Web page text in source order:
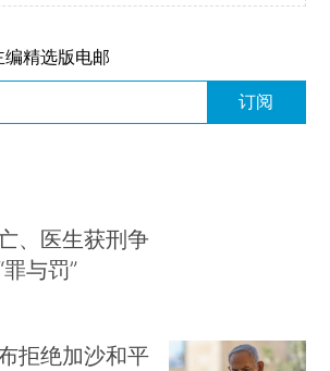
精选版电邮
订阅
、医生获刑争
与罚”
拒绝加沙和平